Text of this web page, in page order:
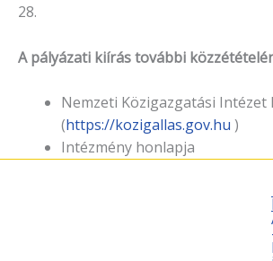
28.
A pályázati kiírás további
Nemzeti Közigazgatási Intézet
(https://kozigallas.gov.hu )
Intézmény honlapja